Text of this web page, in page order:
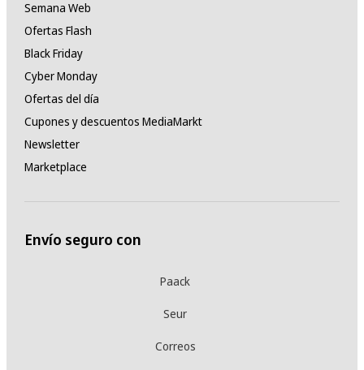
Semana Web
Ofertas Flash
Black Friday
Cyber Monday
Ofertas del día
Cupones y descuentos MediaMarkt
Newsletter
Marketplace
Envío seguro con
Paack
Seur
Correos